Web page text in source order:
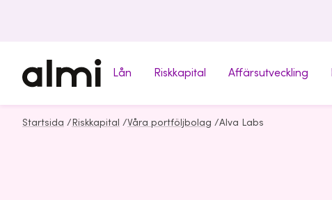
Lån Riskkapital Affärsutveckling
Startsida / Riskkapital /Våra portföljbolag /Alva Labs